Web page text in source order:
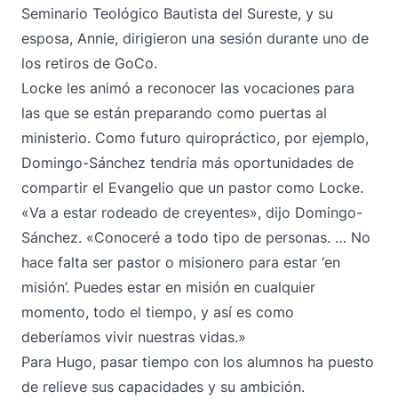
Seminario Teológico Bautista del Sureste, y su
esposa, Annie, dirigieron una sesión durante uno de
los retiros de GoCo.
Locke les animó a reconocer las vocaciones para
las que se están preparando como puertas al
ministerio. Como futuro quiropráctico, por ejemplo,
Domingo-Sánchez tendría más oportunidades de
compartir el Evangelio que un pastor como Locke.
«Va a estar rodeado de creyentes», dijo Domingo-
Sánchez. «Conoceré a todo tipo de personas. … No
hace falta ser pastor o misionero para estar ‘en
misión’. Puedes estar en misión en cualquier
momento, todo el tiempo, y así es como
deberíamos vivir nuestras vidas.»
Para Hugo, pasar tiempo con los alumnos ha puesto
de relieve sus capacidades y su ambición.